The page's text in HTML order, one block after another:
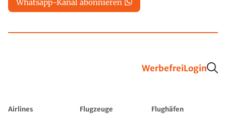
Whatsapp-Kanal abonnieren
WerbefreiLogin
Airlines Flugzeuge
Flughäfen